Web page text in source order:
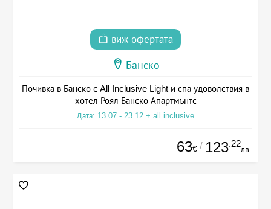
виж офертата
Банско
Почивка в Банско с All Inclusive Light и спа удоволствия в
хотел Роял Банско Апартмънтс
Дата: 13.07 - 23.12 + all inclusive
63€ / 123.22
лв.